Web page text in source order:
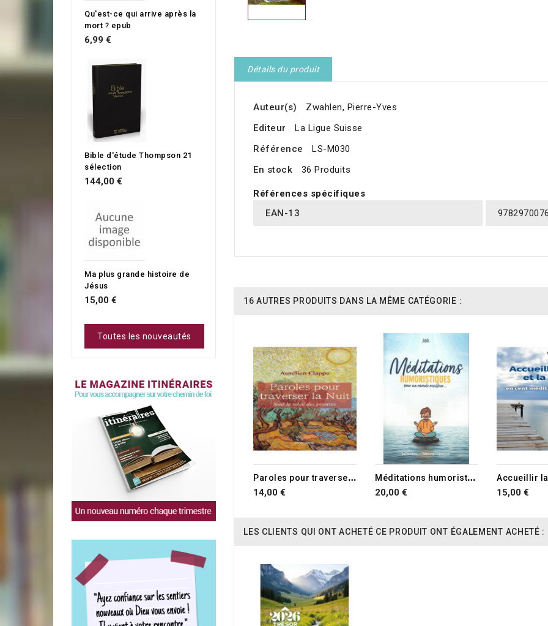
Détails du produit
Auteur(s)
Zwahlen, Pierre-Yves
Editeur
La Ligue Suisse
Référence
LS-M030
En stock
36 Produits
Références spécifiques
EAN-13
16 AUTRES PRODUITS DANS LA MÊME CATÉGORIE :
P
aroles pour traverser la nuit
14,00 €
M
éditations humoristiques
20,00 €
RUPTURE
15,00 €
LES CLIENTS QUI ONT ACHETÉ CE PRODUIT ONT ÉGALEMENT ACHETÉ :
Qu'est-ce qui arrive après la
mort ? epub
6,99 €
Bible d'étude Thompson 21
sélection
144,00 €
Ma plus grande histoire de
Jésus
15,00 €
Toutes les nouveautés